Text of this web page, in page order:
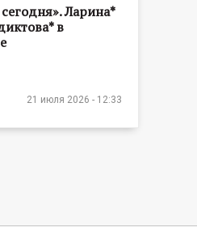
Ларина*
в
21 июля 2026 - 12:33